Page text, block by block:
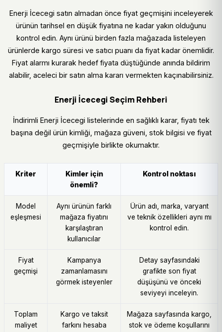
Enerji İcecegi satın almadan önce fiyat geçmişini inceleyerek
ürünün tarihsel en düşük fiyatına ne kadar yakın olduğunu
kontrol edin. Aynı ürünü birden fazla mağazada listeleyen
ürünlerde kargo süresi ve satıcı puanı da fiyat kadar önemlidir.
Fiyat alarmı kurarak hedef fiyata düştüğünde anında bildirim
alabilir, aceleci bir satın alma kararı vermekten kaçınabilirsiniz.
Enerji İcecegi Seçim Rehberi
İndirimli Enerji İcecegi listelerinde en sağlıklı karar, fiyatı tek
başına değil ürün kimliği, mağaza güveni, stok bilgisi ve fiyat
geçmişiyle birlikte okumaktır.
Kriter
Kimler için
önemli?
Kontrol noktası
Model
eşleşmesi
Aynı ürünün farklı
mağaza fiyatını
karşılaştıran
kullanıcılar
Ürün adı, marka, varyant
ve teknik özellikleri aynı mı
kontrol edin.
Fiyat
geçmişi
Kampanya
zamanlamasını
görmek isteyenler
Detay sayfasındaki
grafikte son fiyat
düşüşünü ve önceki
seviyeyi inceleyin.
Toplam
maliyet
Kargo ve taksit
farkını hesaba
Mağaza sayfasında kargo,
stok ve ödeme koşullarını